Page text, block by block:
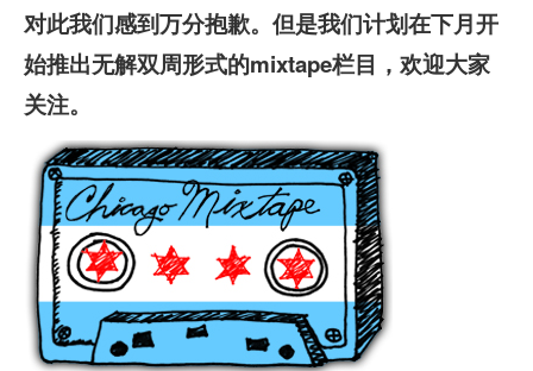
对此我们感到万分抱歉。但是我们计划在下月开
始推出无解双周形式的mixtape栏目，欢迎大家
关注。